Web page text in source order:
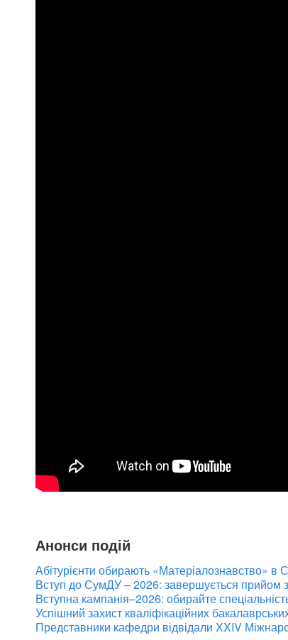
Анонси подій
Абітурієнти обирають «Матеріалознавство» в
Вступ до СумДУ – 2026: завершується прийом
Вступна кампанія–2026: обирайте
Успішний захист кваліфікаційних
Представники кафедри відвідали XXIV